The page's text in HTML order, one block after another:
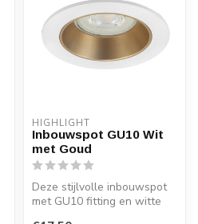
HIGHLIGHT
Inbouwspot GU10 Wit
met Goud
Deze stijlvolle inbouwspot
met GU10 fitting en witte